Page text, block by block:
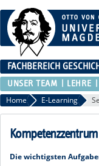
FACHBEREICH
UNSER TEAM LEHRE
Home E-Learning
Die wichtigsten